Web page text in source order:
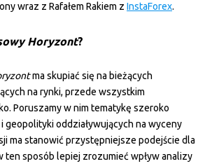
wraz z Rafałem Rakiem z InstaForex.
Horyzont?
ma skupiać się na bieżących
na rynki, przede wszystkim
Poruszamy w nim tematykę szeroko
geopolityki oddziaływujących na wyceny
ma stanowić przystępniejsze podejście dla
ten sposób lepiej zrozumieć wpływ analizy